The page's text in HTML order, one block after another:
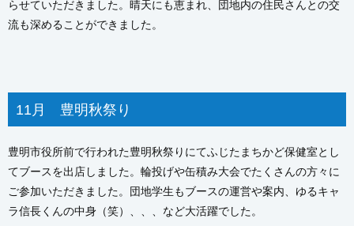
らせていただきました。晴天にも恵まれ、団地内の住民さんとの交
流も深めることができました。
11月 豊明秋祭り
豊明市役所前で行われた豊明秋祭りにてふじたまちかど保健室とし
てブースを出店しました。輪投げや缶積み大会でたくさんの方々に
ご参加いただきました。団地学生もブースの運営や案内、ゆるキャ
ラ信長くんの中身（笑）、、、など大活躍でした。